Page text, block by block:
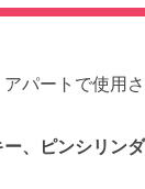
パートで使用さ
、ピンシリン